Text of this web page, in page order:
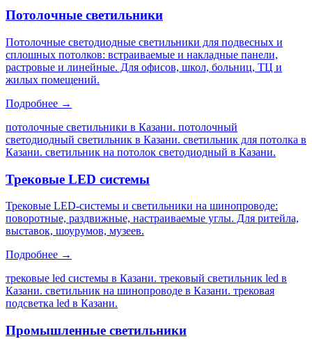
Потолочные светильники
Потолочные светодиодные светильники для подвесных и
сплошных потолков: встраиваемые и накладные панели,
растровые и линейные. Для офисов, школ, больниц, ТЦ и
жилых помещений.
Подробнее →
потолочные светильники в Казани. потолочный
светодиодный светильник в Казани. светильник для потолка в
Казани. светильник на потолок светодиодный в Казани.
Трековые LED системы
Трековые LED-системы и светильники на шинопроводе:
поворотные, раздвижные, настраиваемые углы. Для ритейла,
выставок, шоурумов, музеев.
Подробнее →
трековые led системы в Казани. трековый светильник led в
Казани. светильник на шинопроводе в Казани. трековая
подсветка led в Казани.
Промышленные светильники